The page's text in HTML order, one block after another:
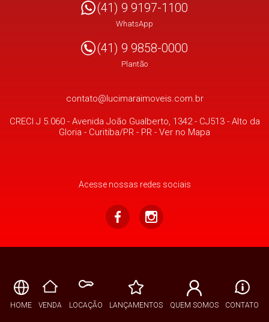
(41) 9 9197-1100
WhatsApp
(41) 9 9858-0000
Plantão
contato@lucimaraimoveis.com.br
CRECI J 5.060 - Avenida João Gualberto, 1342 - CJ513- Alto da
Gloria - Curitiba/PR - PR - Ver no Mapa
Acesse nossas redes sociais
HOME VENDA LOCAÇÃO LANÇAMENTOS QUEM SOMOS CONTATO